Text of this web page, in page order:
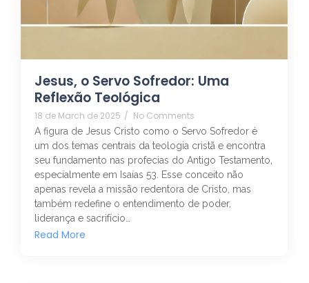
Jesus, o Servo Sofredor: Uma
Reflexão Teológica
18 de March de 2025 / No Comments
A figura de Jesus Cristo como o Servo Sofredor é
um dos temas centrais da teologia cristã e encontra
seu fundamento nas profecias do Antigo Testamento,
especialmente em Isaías 53. Esse conceito não
apenas revela a missão redentora de Cristo, mas
também redefine o entendimento de poder,
liderança e sacrifício…
Read More